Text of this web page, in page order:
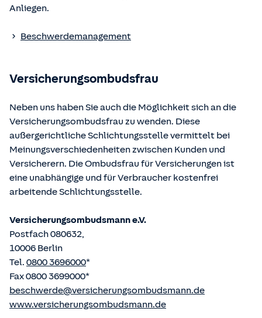
Die berufsrechtlichen Regelungen können über die vom
eingesehen und abgerufen werden.
Anliegen.
Beschwerdemanagement
Versicherungsombudsfrau
Neben uns haben Sie auch die Möglichkeit sich an die
Versicherungsombudsfrau zu wenden. Diese
außergerichtliche Schlichtungsstelle vermittelt bei
Meinungsverschiedenheiten zwischen Kunden und
Versicherern. Die Ombudsfrau für Versicherungen ist
eine unabhängige und für Verbraucher kostenfrei
arbeitende Schlichtungsstelle.
Versicherungsombudsmann e.V.
Postfach 080632,
10006 Berlin
Tel. 0800 3696000*
Fax 0800 3699000*
beschwerde@versicherungsombudsmann.de
www.versicherungsombudsmann.de